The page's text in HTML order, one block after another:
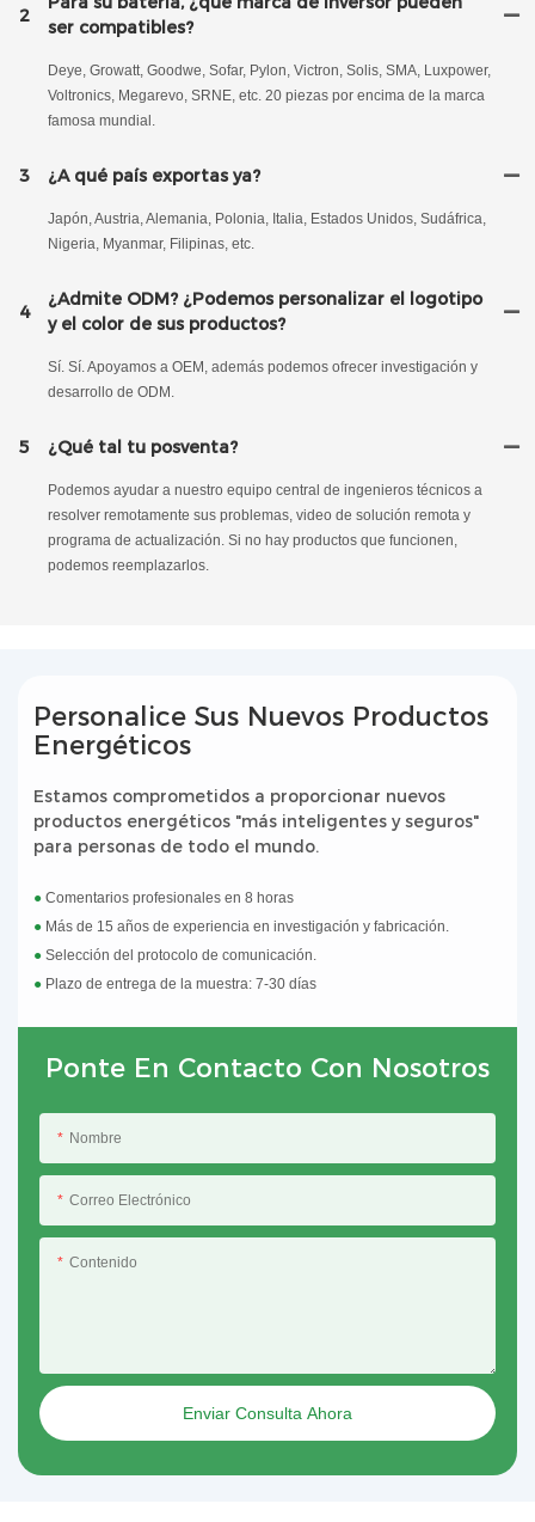
2
ser compatibles?
Deye, Growatt, Goodwe, Sofar, Pylon, Victron, Solis, SMA, Luxpower,
Voltronics, Megarevo, SRNE, etc. 20 piezas por encima de la marca
famosa mundial.
3 ¿A qué país exportas ya?
Japón, Austria, Alemania, Polonia, Italia, Estados Unidos, Sudáfrica,
Nigeria, Myanmar, Filipinas, etc.
4
¿Admite ODM? ¿Podemos personalizar el logotipo
y el color de sus productos?
Sí. Sí. Apoyamos a OEM, además podemos ofrecer investigación y
desarrollo de ODM.
5 ¿Qué tal tu posventa?
Podemos ayudar a nuestro equipo central de ingenieros técnicos a
resolver remotamente sus problemas, video de solución remota y
programa de actualización. Si no hay productos que funcionen,
podemos reemplazarlos.
Personalice Sus Nuevos Productos
Energéticos
Estamos comprometidos a proporcionar nuevos
productos energéticos "más inteligentes y seguros"
para personas de todo el mundo.
●Comentarios profesionales en 8 horas
● Más de 15 años de experiencia en investigación y fabricación.
●Selección del protocolo de comunicación.
● Plazo de entrega de la muestra: 7-30 días
Ponte En Contacto Con Nosotros
Nombre
Correo Electrónico
Contenido
Enviar Consulta Ahora